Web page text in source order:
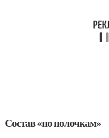
Состав «по полочкам»